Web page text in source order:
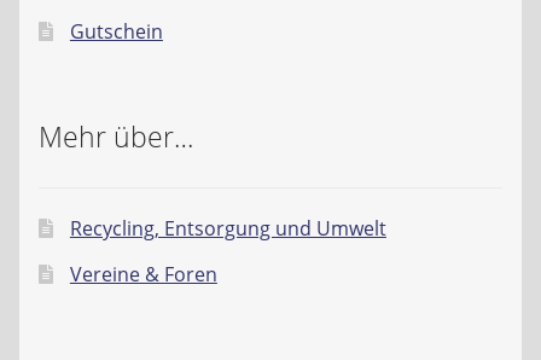
Gutschein
Mehr über…
Recycling, Entsorgung und Umwelt
Vereine & Foren